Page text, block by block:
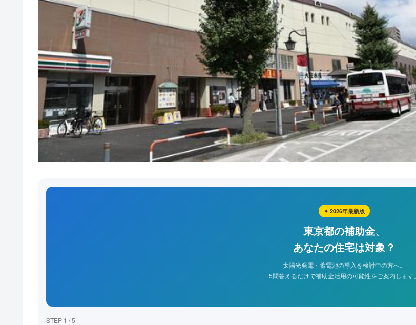
✦ 2026年最新版
東京都の補助金、
あなたの住宅は対象？
太陽光発電・蓄電池の導入を検討中の方へ。
5問答えるだけで補助金活用の可能性をご案内します。
STEP 1 / 5